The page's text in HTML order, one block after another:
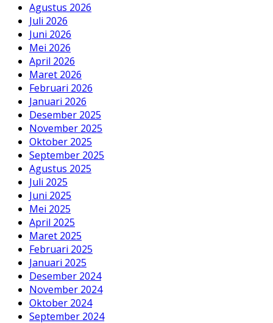
Agustus 2026
Juli 2026
Juni 2026
Mei 2026
April 2026
Maret 2026
Februari 2026
Januari 2026
Desember 2025
November 2025
Oktober 2025
September 2025
Agustus 2025
Juli 2025
Juni 2025
Mei 2025
April 2025
Maret 2025
Februari 2025
Januari 2025
Desember 2024
November 2024
Oktober 2024
September 2024